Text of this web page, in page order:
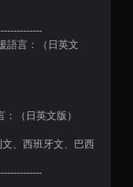
語言：（日英文
（日英文版）
、西班牙文、巴西